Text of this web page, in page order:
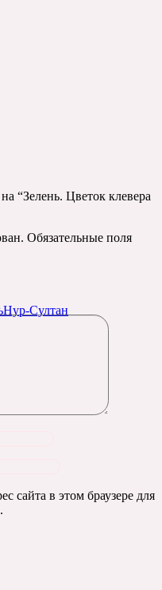
Нур-Султан
“Зелень. Цветок клевера
Обязательные поля
сайта в этом браузере для